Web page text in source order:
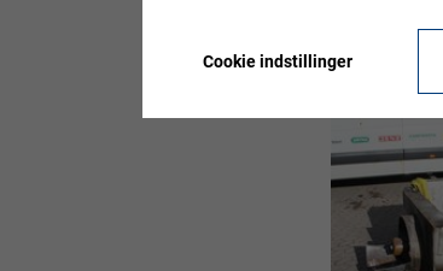
BILLEDER
Cookie indstillinger